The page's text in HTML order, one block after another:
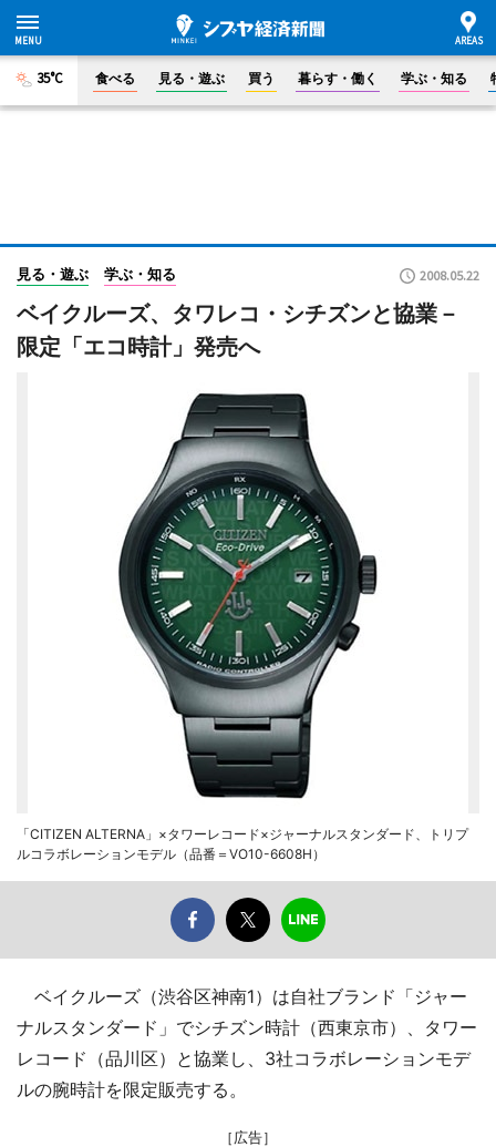
35°C 食べる 見る・遊ぶ 買う 暮らす・働く 学ぶ・知る
見る・遊ぶ 学ぶ・知る 2008.05.22
ベイクルーズ、タワレコ・シチズンと協業－
限定「エコ時計」発売へ
「CITIZEN ALTERNA」×タワーレコード×ジャーナルスタンダード、トリプ
ルコラボレーションモデル（品番＝VO10-6608H）
ベイクルーズ（渋谷区神南1）は自社ブランド「ジャー
ナルスタンダード」でシチズン時計（西東京市）、タワー
レコード（品川区）と協業し、3社コラボレーションモデ
ルの腕時計を限定販売する。
［広告］